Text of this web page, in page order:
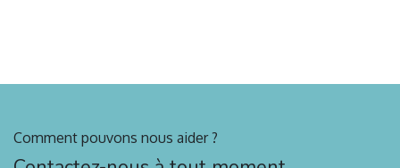
Comment pouvons nous aider ?